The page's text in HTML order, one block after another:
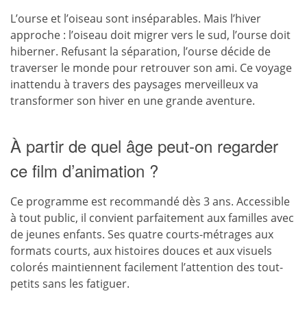
L’ourse et l’oiseau sont inséparables. Mais l’hiver
approche : l’oiseau doit migrer vers le sud, l’ourse doit
hiberner. Refusant la séparation, l’ourse décide de
traverser le monde pour retrouver son ami. Ce voyage
inattendu à travers des paysages merveilleux va
transformer son hiver en une grande aventure.
À partir de quel âge peut-on regarder
ce film d’animation ?
Ce programme est recommandé dès 3 ans. Accessible
à tout public, il convient parfaitement aux familles avec
de jeunes enfants. Ses quatre courts-métrages aux
formats courts, aux histoires douces et aux visuels
colorés maintiennent facilement l’attention des tout-
petits sans les fatiguer.